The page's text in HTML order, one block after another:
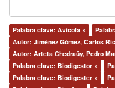
Palabra clave: Avícola ×
Autor: Jiménez Gómez, Carlos
Autor: Arteta Chedraüy, Pedro
Palabra clave: Biodigestor ×
Palabra clave: Biodigester ×